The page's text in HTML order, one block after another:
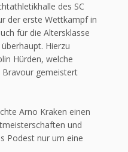
des SC
der erste Wettkampf in
für die Altersklasse
Hierzu
Hürden, welche
gemeistert
Arno Kraken einen
und
Podest nur um eine